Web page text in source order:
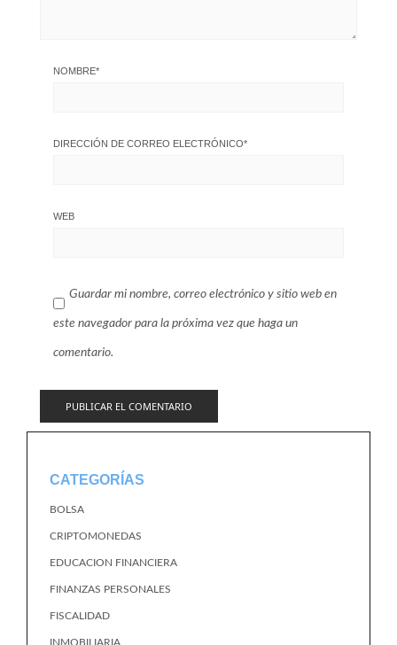
NOMBRE*
DIRECCIÓN DE CORREO ELECTRÓNICO*
WEB
Guardar mi nombre, correo electrónico y sitio web en
este navegador para la próxima vez que haga un
comentario.
CATEGORÍAS
BOLSA
CRIPTOMONEDAS
EDUCACION FINANCIERA
FINANZAS PERSONALES
FISCALIDAD
INMOBILIARIA